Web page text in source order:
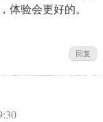
体验会更好的。
回复